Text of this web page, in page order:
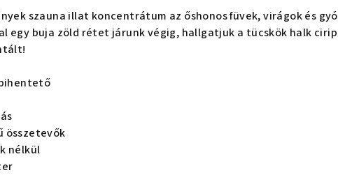
szauna illat koncentrátum az őshonos füvek, virágok és
egy buja zöld rétet járunk végig, hallgatjuk a tücskök halk
összetevők
nélkül